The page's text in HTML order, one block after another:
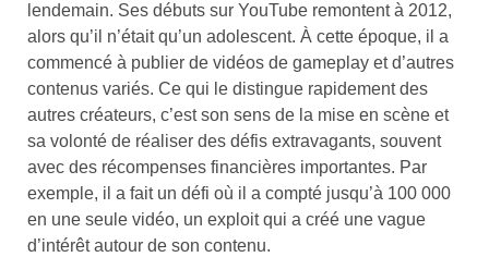
lendemain. Ses débuts sur YouTube remontent à 2012,
alors qu’il n’était qu’un adolescent. À cette époque, il a
commencé à publier de vidéos de gameplay et d’autres
contenus variés. Ce qui le distingue rapidement des
autres créateurs, c’est son sens de la mise en scène et
sa volonté de réaliser des défis extravagants, souvent
avec des récompenses financières importantes. Par
exemple, il a fait un défi où il a compté jusqu’à 100 000
en une seule vidéo, un exploit qui a créé une vague
d’intérêt autour de son contenu.